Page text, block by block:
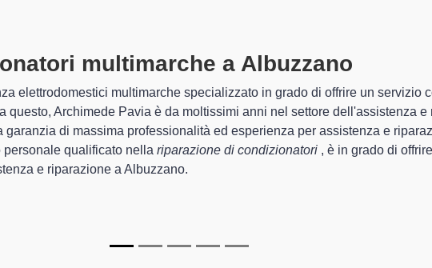
Multimarche A Albuzzano
Archimede Pavia sono in grado di garantire al cliente esperienza
e lariparazione del tuo condizionatore a Albuzzano ,
di Archimede Pavia sono in grado di fornire interventi di diverse